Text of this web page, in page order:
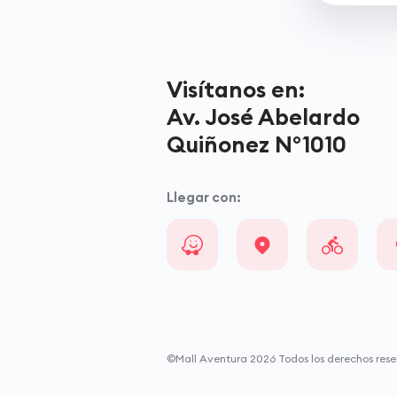
Visítanos en:
Av. José Abelardo
Quiñonez N°1010
Llegar con:
©Mall Aventura 2026 Todos los derechos